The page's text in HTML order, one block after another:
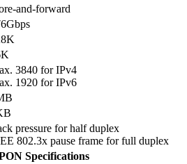
and-forward
3840 for IPv4
1920 for IPv6
pressure for half duplex
802.3x pause frame for full duplex
Specifications